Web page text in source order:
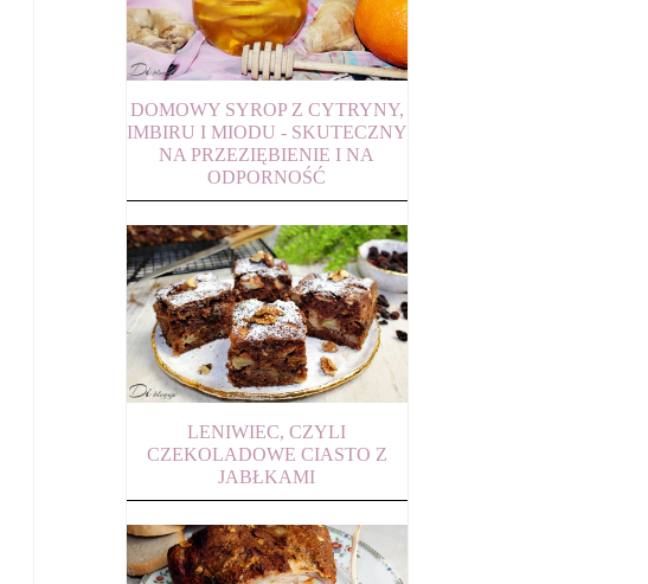
DOMOWY SYROP Z CYTRYNY,
IMBIRU I MIODU - SKUTECZNY
NA PRZEZIĘBIENIE I NA
ODPORNOŚĆ
LENIWIEC, CZYLI
CZEKOLADOWE CIASTO Z
JABŁKAMI